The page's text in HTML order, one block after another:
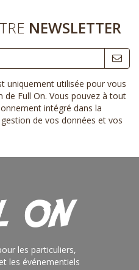
NEWSLETTER
uniquement utilisée pour vous
Full On. Vous pouvez à tout
intégré dans la
de vos données et vos
les particuliers,
les événementiels